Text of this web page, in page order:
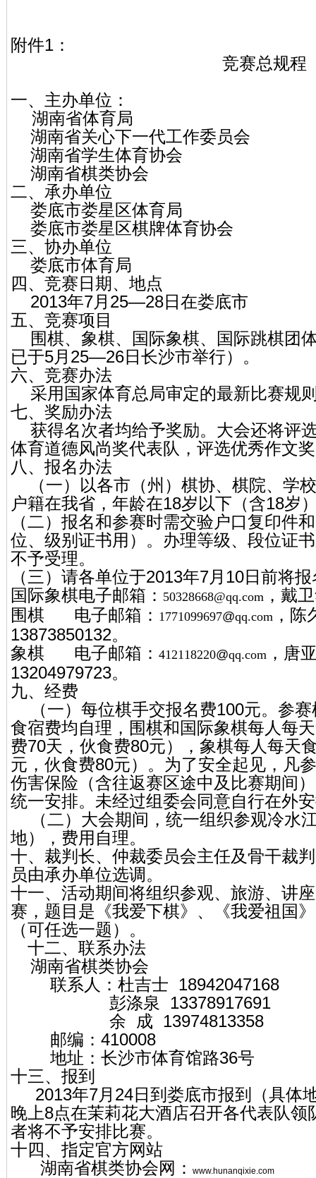
附件1：
竞赛总规程
一、主办单位：
湖南省体育局
湖南省关心下一代工作委员会
湖南省学生体育协会
湖南省棋类协会
二、承办单位
娄底市娄星区体育局
娄底市娄星区棋牌体育协会
三、协办单位
娄底市体育局
四、竞赛日期、地点
2013年7月25—28日在娄底市
五、竞赛项目
围棋、象棋、国际象棋、国际跳棋团
已于5月25—26日长沙市举行）。
六、竞赛办法
采用国家体育总局审定的最新比赛规
七、奖励办法
获得名次者均给予奖励。大会还将评
体育道德风尚奖代表队，评选优秀作文
八、报名办法
（一）以各市（州）棋协、棋院、学
户籍在我省，年龄在18岁以下（含18岁
（二）报名和参赛时需交验户口复印件
位、级别证书用）。办理等级、段位证
不予受理。
（三）请各单位于2013年7月10日前将
国际象棋电子邮箱： 50328668@qq.com ，戴
围棋 电子邮箱： 1771099697@qq.com ，
13873850132。
象棋 电子邮箱： 412118220@qq.com ，唐
13204979723。
九、经费
（一）每位棋手交报名费100元。参
食宿费均自理，围棋和国际象棋每人每
费70天，伙食费80元），象棋每人每天
元，伙食费80元）。为了安全起见，凡
伤害保险（含往返赛区途中及比赛期间
统一安排。未经过组委会同意自行在外
（二）大会期间，统一组织参观冷水
地），费用自理。
十、裁判长、仲裁委员会主任及骨干裁
员由承办单位选调。
十一、活动期间将组织参观、旅游、讲
赛，题目是《我爱下棋》、《我爱祖国
（可任选一题）。
十二、联系办法
湖南省棋类协会
联系人：杜吉士 18942047168
彭涤泉 13378917691
余 成 13974813358
邮编：410008
地址：长沙市体育馆路36号
十三、报到
2013年7月24日到娄底市报到（具体
晚上8点在茉莉花大酒店召开各代表队
者将不予安排比赛。
十四、指定官方网站
湖南省棋类协会网：
www.hunanqixie.com